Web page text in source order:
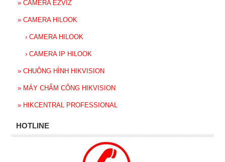
» CAMERA EZVIZ
» CAMERA HILOOK
› CAMERA HILOOK
› CAMERA IP HILOOK
» CHUÔNG HÌNH HIKVISION
» MÁY CHẤM CÔNG HIKVISION
» HIKCENTRAL PROFESSIONAL
HOTLINE